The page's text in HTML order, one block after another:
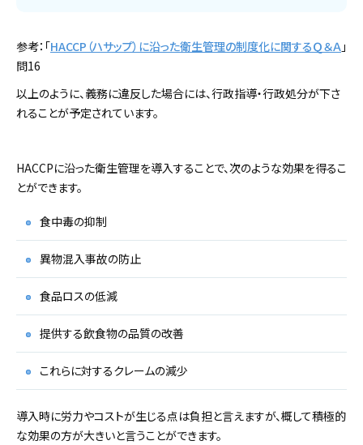
参考：「HACCP（ハサップ）に沿った衛生管理の制度化に関するＱ＆Ａ 」
問16
以上のように、義務に違反した場合には、行政指導・行政処分が下さ
れることが予定されています。
HACCPに沿った衛生管理を導入することで、次のような効果を得るこ
とができます。
食中毒の抑制
異物混入事故の防止
食品ロスの低減
提供する飲食物の品質の改善
これらに対するクレームの減少
導入時に労力やコストが生じる点は負担と言えますが、概して積極的
な効果の方が大きいと言うことができます。